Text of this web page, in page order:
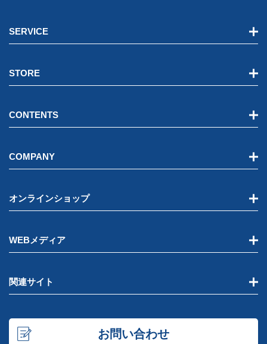
SERVICE
STORE
CONTENTS
COMPANY
オンラインショップ
WEBメディア
関連サイト
お問い合わせ